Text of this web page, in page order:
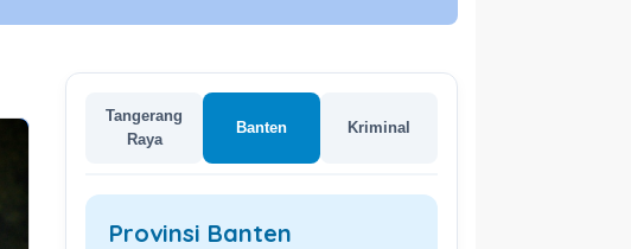
Tangerang
Raya
Banten Kriminal
Provinsi Banten